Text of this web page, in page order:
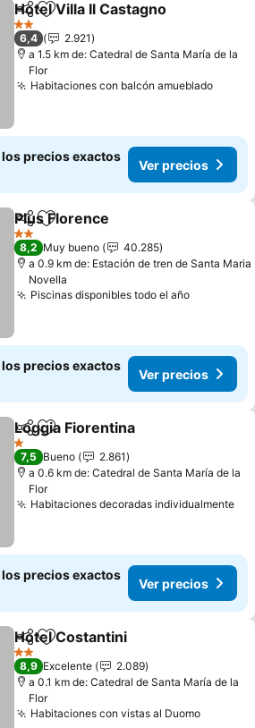
CompartirAgregar a favoritos
Hotel Villa Il Castagno
2 Estrellas
6,4
2.921
a 1.5 km de: Catedral de Santa María de la
Flor
Habitaciones con balcón amuebladoVer
precios exactos
Ver precios
CompartirAgregar a favoritos
Plus Florence
2 Estrellas
8,2 Muy bueno
40.285
a 0.9 km de: Estación de tren de Santa Maria
Novella
Piscinas disponibles todo el añoVer
precios exactos
Ver precios
CompartirAgregar a favoritos
Loggia Fiorentina
1 Estrellas
7,5 Bueno
2.861
a 0.6 km de: Catedral de Santa María de la
Flor
Habitaciones decoradas individualmente
precios exactos
Ver precios
CompartirAgregar a favoritos
Hotel Costantini
2 Estrellas
8,9 Excelente
2.089
a 0.1 km de: Catedral de Santa María de la
Flor
Habitaciones con vistas al DuomoVer